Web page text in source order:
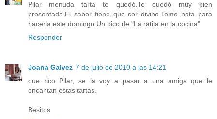
Pilar menuda tarta te quedó.Te quedó muy bien
presentada.El sabor tiene que ser divino.Tomo nota para
hacerla este domingo.Un bico de "La ratita en la cocina"
Responder
Joana Galvez 7 de julio de 2010 a las 14:21
que rico Pilar, se la voy a pasar a una amiga que le
encantan estas tartas.
Besitos